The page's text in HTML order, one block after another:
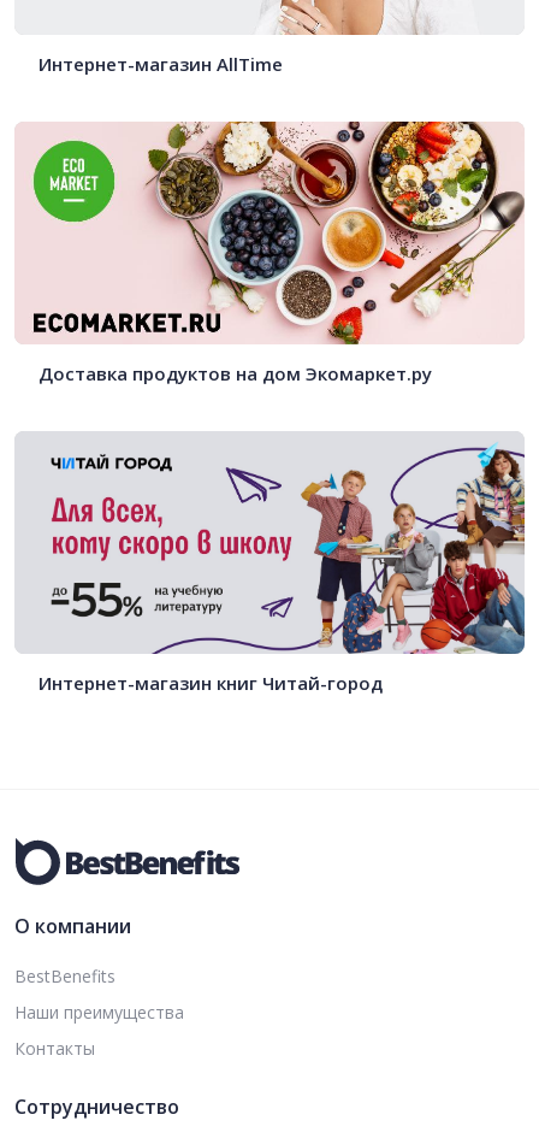
Интернет-магазин AllTime
Доставка продуктов на дом Экомаркет.ру
Интернет-магазин книг Читай-город
О компании
BestBenefits
Наши преимущества
Контакты
Сотрудничество